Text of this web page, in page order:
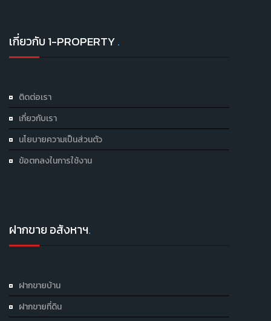
เกี่ยวกับ 1-PROPERTY.
ติดต่อเรา
เกี่ยวกับเรา
นโยบายความเป็นส่วนตัว
ข้อตกลงในการใช้งาน
ฝากขาย อสังหาฯ.
ฝากขายบ้าน
ฝากขายที่ดิน